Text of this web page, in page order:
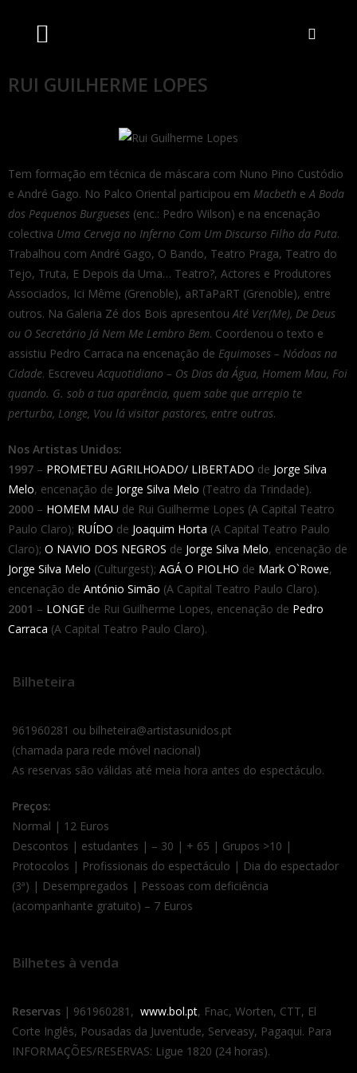
RUI GUILHERME LOPES
Tem formação em técnica de máscara com Nuno Pino Custódio
e André Gago. No Palco Oriental participou em Macbeth e A Boda
dos Pequenos Burgueses (enc.: Pedro Wilson) e na encenação
colectiva Uma Cerveja no Inferno Com Um Discurso Filho da Puta.
Trabalhou com André Gago, O Bando, Teatro Praga, Teatro do
Tejo, Truta, E Depois da Uma… Teatro?, Actores e Produtores
Associados, Ici Même (Grenoble), aRTaPaRT (Grenoble), entre
outros. Na Galeria Zé dos Bois apresentou Até Ver(Me), De Deus
ou O Secretário Já Nem Me Lembro Bem. Coordenou o texto e
assistiu Pedro Carraca na encenação de Equimoses – Nódoas na
Cidade. Escreveu Acquotidiano – Os Dias da Água, Homem Mau, Foi
quando. G. sob a tua aparência, quem sabe que arrepio te
perturba, Longe, Vou lá visitar pastores, entre outras.
Nos Artistas Unidos:
1997 – PROMETEU AGRILHOADO/ LIBERTADO de Jorge Silva
Melo, encenação de Jorge Silva Melo (Teatro da Trindade).
2000 – HOMEM MAU de Rui Guilherme Lopes (A Capital Teatro
Paulo Claro); RUÍDO de Joaquim Horta (A Capital Teatro Paulo
Claro); O NAVIO DOS NEGROS de Jorge Silva Melo, encenação de
Jorge Silva Melo (Culturgest); AGÁ O PIOLHO de Mark O`Rowe,
encenação de António Simão (A Capital Teatro Paulo Claro).
2001 – LONGE de Rui Guilherme Lopes, encenação de Pedro
Carraca (A Capital Teatro Paulo Claro).
Bilheteira
961960281 ou bilheteira@artistasunidos.pt
(chamada para rede móvel nacional)
As reservas são válidas até meia hora antes do espectáculo.
Preços:
Normal | 12 Euros
Descontos | estudantes | – 30 | + 65 | Grupos >10 |
Protocolos | Profissionais do espectáculo | Dia do espectador
(3ª) | Desempregados | Pessoas com deficiência
(acompanhante gratuito) – 7 Euros
Bilhetes à venda
Reservas | 961960281, www.bol.pt, Fnac, Worten, CTT, El
Corte Inglês, Pousadas da Juventude, Serveasy, Pagaqui. Para
INFORMAÇÕES/RESERVAS: Ligue 1820 (24 horas).